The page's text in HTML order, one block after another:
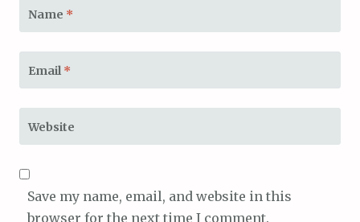
Name *
Email *
Website
Save my name, email, and website in this
browser for the next time I comment.